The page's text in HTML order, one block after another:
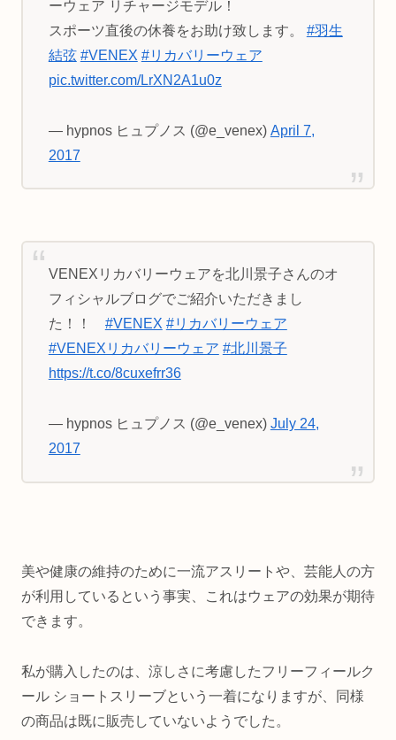
ーウェア リチャージモデル！
スポーツ直後の休養をお助け致します。 #羽生
結弦 #VENEX #リカバリーウェア
pic.twitter.com/LrXN2A1u0z
— hypnos ヒュプノス (@e_venex) April 7,
2017
VENEXリカバリーウェアを北川景子さんのオ
フィシャルブログでご紹介いただきまし
た！！ #VENEX #リカバリーウェア
#VENEXリカバリーウェア #北川景子
https://t.co/8cuxefrr36
— hypnos ヒュプノス (@e_venex) July 24,
2017
美や健康の維持のために一流アスリートや、芸能人の方
が利用しているという事実、これはウェアの効果が期待
できます。
私が購入したのは、涼しさに考慮したフリーフィールク
ール ショートスリーブという一着になりますが、同様
の商品は既に販売していないようでした。